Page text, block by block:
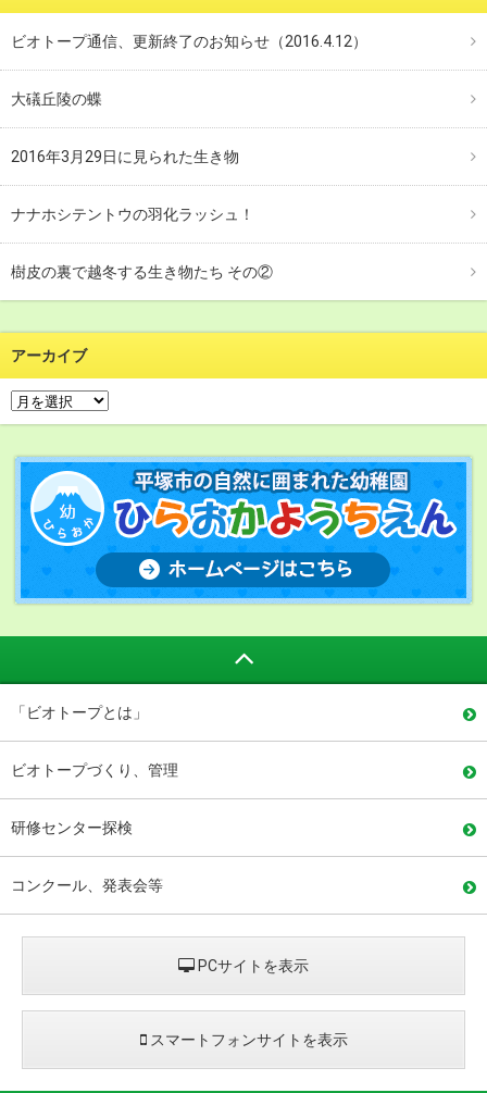
ビオトープ通信、更新終了のお知らせ（2016.4.12）
大礒丘陵の蝶
2016年3月29日に見られた生き物
ナナホシテントウの羽化ラッシュ！
樹皮の裏で越冬する生き物たち その②
アーカイブ
「ビオトープとは」
ビオトープづくり、管理
研修センター探検
コンクール、発表会等
PCサイトを表示
スマートフォンサイトを表示